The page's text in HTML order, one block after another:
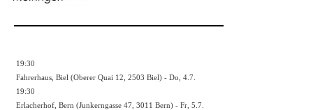
19:30
Fahrerhaus, Biel (Oberer Quai 12, 2503 Biel) - Do, 4.7.
19:30
Erlacherhof, Bern (Junkerngasse 47, 3011 Bern) - Fr, 5.7.